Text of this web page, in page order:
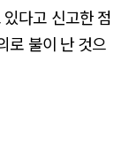
다고 신고한 점
로 불이 난 것으